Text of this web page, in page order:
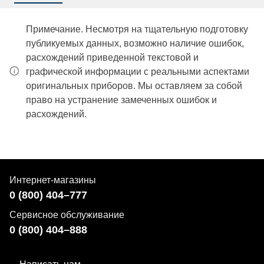
Примечание. Несмотря на тщательную подготовку
публикуемых данных, возможно наличие ошибок,
расхождений приведенной текстовой и
графической информации с реальными аспектами
оригинальных приборов. Мы оставляем за собой
право на устранение замеченных ошибок и
расхождений.
Интернет-магазины
0 (800) 404–777
Сервисное обслуживание
0 (800) 404–888